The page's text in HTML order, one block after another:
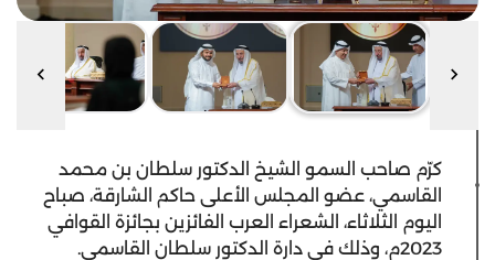
كرّم صاحب السمو الشيخ الدكتور سلطان بن محمد
القاسمي، عضو المجلس الأعلى حاكم الشارقة، صباح
اليوم الثلاثاء، الشعراء العرب الفائزين بجائزة القوافي
2023م، وذلك في دارة الدكتور سلطان القاسمي.